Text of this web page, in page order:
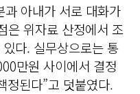
과 아내가 서로 대화가
은 위자료 산정에서 조
다. 실무상으로는 통
만원 사이에서 결정
정된다”고 덧붙였다.